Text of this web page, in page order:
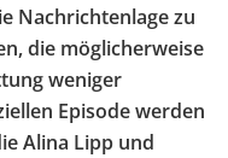
Nachrichtenlage zu
die möglicherweise
weniger
Episode werden
Alina Lipp und